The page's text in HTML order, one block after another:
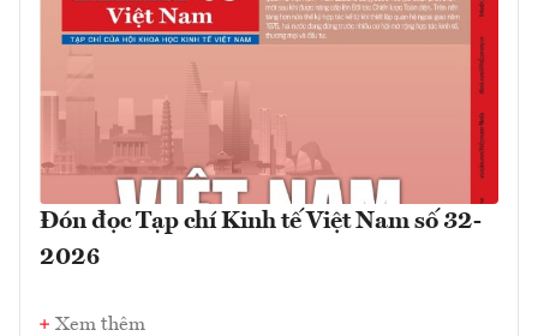
Đón đọc Tạp chí Kinh tế Việt Nam số 32-
2026
Xem thêm